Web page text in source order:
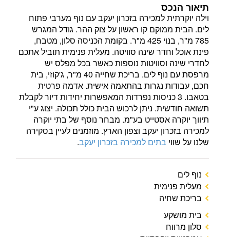
תיאור הנכס
וילה יוקרתית למכירה בזכרון יעקב עם נוף מערבי פתוח
לים. הבית ממוקם קו ראשון על צוק ההר. גודל המגרש
785 מ"ר, בנוי 425 מ"ר. בקומת הכניסה סלון, מטבח,
פינת אוכל וחדר שינה סוויטה. מעלית פנימית תוביל אתכם
לחדרי שינה וסוויטות נוספות כאשר בכל מפלס יש
מרפסת עם נוף לים. בריכת שחייה 40 מ"ר, ג'קוזי, בית
חכם, עבודות נגרות בהתאמה אישית. אדמה פרטית
בטאבו. 3 כניסות נפרדות המאפשרות יחידות דיור לקבלת
תשואה חודשית. ניתן לרכוש הבית כולל תכולה. יצוג ע"י
תיווך יוקרה אסטייט בע"מ. מבחר נוסף של בתי יוקרה
למכירה בזכרון יעקב וצפון הארץ. מוזמנים לעיין בסקירה
שלנו על שווי בתים למכירה בזכרון יעקב.
נוף לים
מעלית פנימית
בריכת שחיה
בית מושקע
סלון מרווח